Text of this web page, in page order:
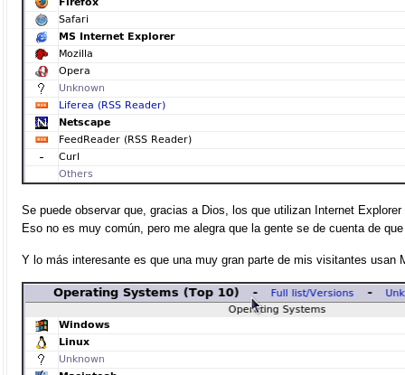
Se puede observar que, gracias a Dios, los que utilizan Internet
Eso no es muy común, pero me alegra que la gente se de cuenta de
Y lo más interesante es que una muy gran parte de mis visitantes usan